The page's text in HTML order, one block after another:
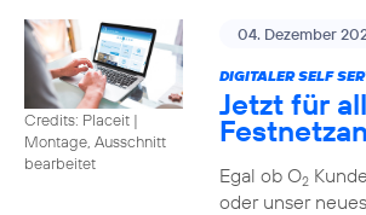
Credits: Placeit |
Montage, Ausschnitt
bearbeitet
04. Dezember
DIGITALER SELF
Jetzt für
Egal ob O2
oder unser